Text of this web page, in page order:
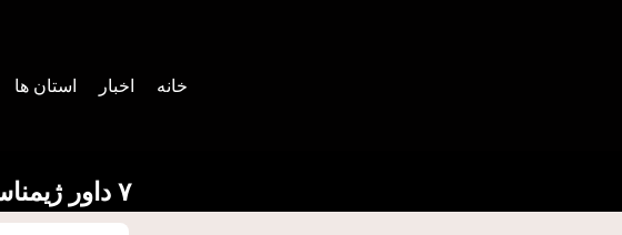
خانه اخبار استان ها
۷ داور ژیمناستیک ایرانی در بازی‌های آسیایی ناگویا